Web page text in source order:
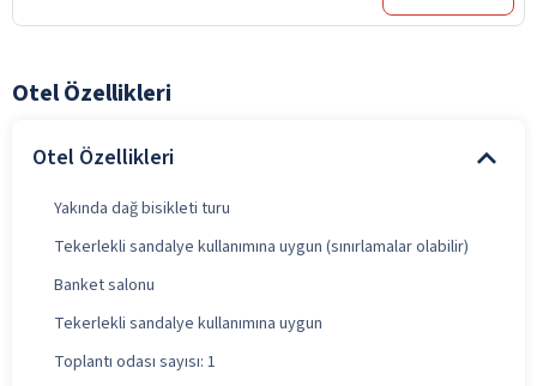
Otel Özellikleri
Otel Özellikleri
Yakında dağ bisikleti turu
Tekerlekli sandalye kullanımına uygun (sınırlamalar olabilir)
Banket salonu
Tekerlekli sandalye kullanımına uygun
Toplantı odası sayısı: 1